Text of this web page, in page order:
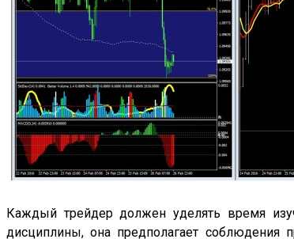
Каждый трейдер должен уделять время
дисциплины, она предполагает соблюдения